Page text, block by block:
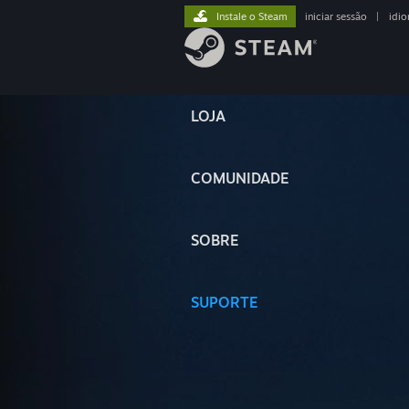
LOJA
COMUNIDADE
SOBRE
SUPORTE
Instale o Steam iniciar sessão